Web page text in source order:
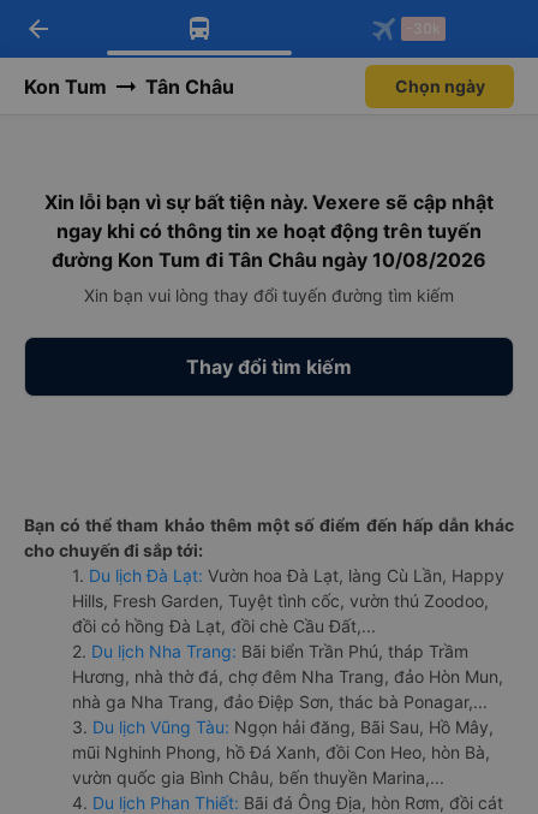
Tải app Vexere ngay!
Nhận ưu đãi thành viên độc
Mở app
Tải app Vexere
-30k/ghế khi đặt vé máy bay qua
Mở app
arrow_back -30k
Kon Tum Tân Châu Chọn ngày
Xin lỗi bạn vì sự bất tiện này. Vexere sẽ cập nhật
ngay khi có thông tin xe hoạt động trên tuyến
đường Kon Tum đi Tân Châu ngày 10/08/2026
Xin bạn vui lòng thay đổi tuyến đường tìm kiếm
Thay đổi tìm kiếm
Bạn có thể tham khảo thêm một số điểm đến hấp dẫn khác
cho chuyến đi sắp tới:
1. Du lịch Đà Lạt: Vườn hoa Đà Lạt, làng Cù Lần, Happy
Hills, Fresh Garden, Tuyệt tình cốc, vườn thú Zoodoo,
đồi cỏ hồng Đà Lạt, đồi chè Cầu Đất,...
2. Du lịch Nha Trang: Bãi biển Trần Phú, tháp Trầm
Hương, nhà thờ đá, chợ đêm Nha Trang, đảo Hòn Mun,
nhà ga Nha Trang, đảo Điệp Sơn, thác bà Ponagar,...
3. Du lịch Vũng Tàu: Ngọn hải đăng, Bãi Sau, Hồ Mây,
mũi Nghinh Phong, hồ Đá Xanh, đồi Con Heo, hòn Bà,
vườn quốc gia Bình Châu, bến thuyền Marina,...
4. Du lịch Phan Thiết: Bãi đá Ông Địa, hòn Rơm, đồi cát